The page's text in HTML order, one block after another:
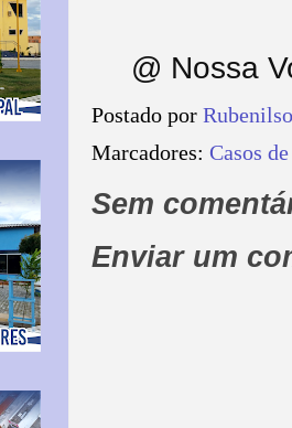
@ Nossa
Postado por
Marcadores: Casos
Sem
Enviar um